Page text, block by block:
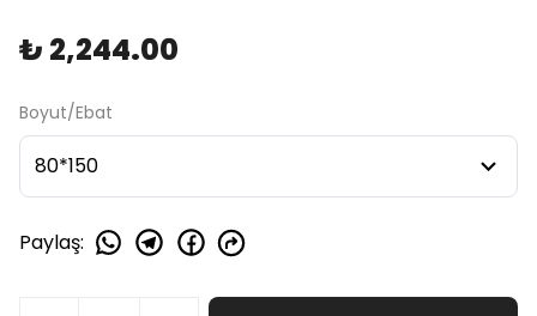
₺ 2,244.00
Boyut/Ebat
Paylaş: